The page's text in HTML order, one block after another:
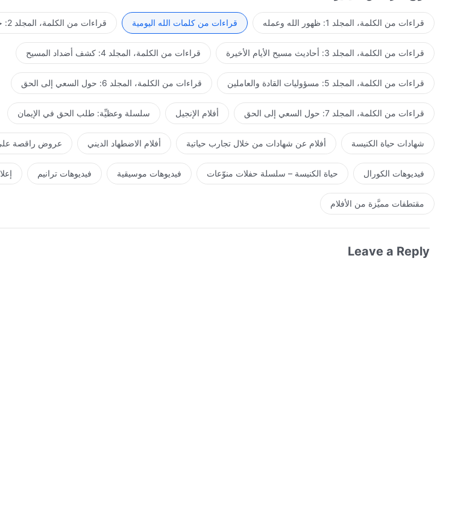
يعرفون أنه تعبير مباشر للروح. بالطبع، ما أقوله هو ما قد اختبرته. فأنا من قُمت بأداء عمل التدبير على مرّ
اختبرت كل شيء من بداية خلق البشرية حتى الآن؛ فكيف لا يمكنني أن أناقش ذلك؟ عندما يتعلق الأمر بطبيعة
بوضوح، وقد راقبتها منذ مدة طويلة؛ فكيف يمكن ألا أكون قادرًا على التحدث عنها بوضوح؟ وبما أنني رأيت
فأنا أهلٌ لتوبيخ الإنسان ودينونته؛ لأن كل البشر قد جاؤوا مني ولكن الشيطان قد أفسدهم. ومن المؤكد أنني
الذي قد قمت به. وعلى الرغم من أن هذا العمل لم يتم بجسدي، فإنه التعبير المباشر للروح، وهذا هو ما لدي
فأنا مؤهل للتعبير عنه والقيام بالعمل الذي ينبغي عليَّ القيام به. ما يقوله الناس هو ما قد اختبروه، وما قد
أن تصل إليه، وما يمكن لحواسهم أن تكشفه. هذا هو ما يمكنهم أن يتشاركوا به. الكلمات التي قالها جسد الله
المباشر للروح، وهي تُعبِّر عن العمل الذي قد قام به الروح، والذي لم يره الجسد أو يعبِّر عنه، ولكنَّه ما زال
جوهر الجسد هو الروح، وهو يعبر عن عمل الروح. إنه العمل الذي قام به الروح بالفعل، على الرغم من أنه
فهو من بعدالتجسد، ومن خلال تعبير الجسد، يُمكِّن الناس من معرفة كيان الله ويسمح للناس برؤية شخصية
به. إن عمل الإنسان يتيح للناس أن تكون لديهم صورة أكثر وضوحًا عما ينبغي أن يدخلوا فيه وما ينبغي أن
قيادة الناس نحو فهم الحق واختباره. فعمل الإنسان هو مؤازرة الناس، وعمل الله هو فتح طرق جديدة وعصور
يعلن للناس ما هو غير معروف للفانين، فيمكّنهم من معرفة شخصيته. عمل الله هو قيادة البشرية كافة.
قراءات من الكلمة، المجلد 1: ظهور الله وعمله قراءات من كلمات الله اليومية قراءات من الكلمة، المجلد 2: حول معرفة الله
قراءات من الكلمة، المجلد 3: أحاديث مسيح الأيام الأخيرة قراءات من الكلمة، المجلد 4: كشف أضداد المسيح
قراءات من الكلمة، المجلد 5: مسؤوليات القادة والعاملين قراءات من الكلمة، المجلد 6: حول السعي إلى الحق
قراءات من الكلمة، المجلد 7: حول السعي إلى الحق أفلام الإنجيل سلسلة وعظيِّة: طلب الحق في الإيمان
شهادات حياة الكنيسة أفلام عن شهادات من خلال تجارب حياتية أفلام الاضطهاد الديني عروض راقصة على
فيديوهات الكورال حياة الكنيسة – سلسلة حفلات منوّعات فيديوهات موسيقية فيديوهات ترانيم
مقتطفات مميَّزة من الأفلام
Leave a Reply